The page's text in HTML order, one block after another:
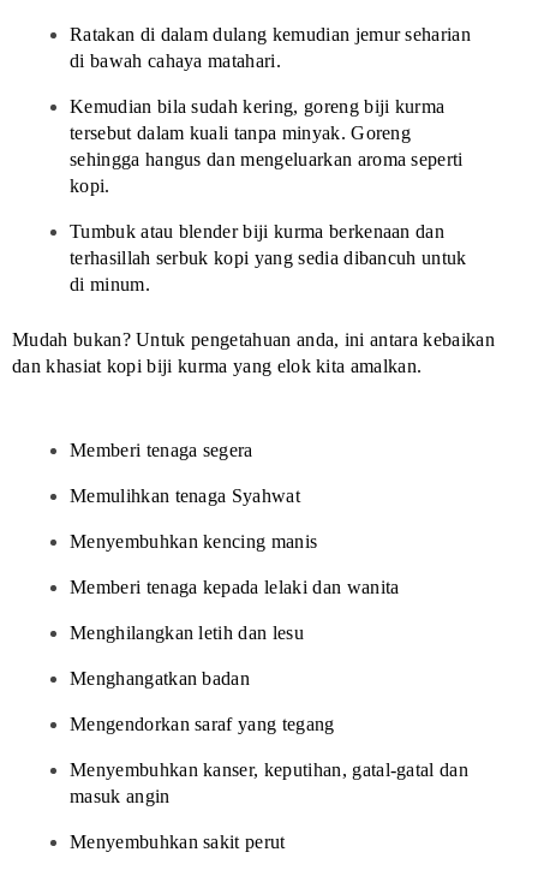
Ratakan di dalam dulang kemudian jemur seharian
di bawah cahaya matahari.
Kemudian bila sudah kering, goreng biji kurma
tersebut dalam kuali tanpa minyak. Goreng
sehingga hangus dan mengeluarkan aroma seperti
kopi.
Tumbuk atau blender biji kurma berkenaan dan
terhasillah serbuk kopi yang sedia dibancuh untuk
di minum.
Mudah bukan? Untuk pengetahuan anda, ini antara kebaikan
dan khasiat kopi biji kurma yang elok kita amalkan.
Memberi tenaga segera
Memulihkan tenaga Syahwat
Menyembuhkan kencing manis
Memberi tenaga kepada lelaki dan wanita
Menghilangkan letih dan lesu
Menghangatkan badan
Mengendorkan saraf yang tegang
Menyembuhkan kanser, keputihan, gatal-gatal dan
masuk angin
Menyembuhkan sakit perut